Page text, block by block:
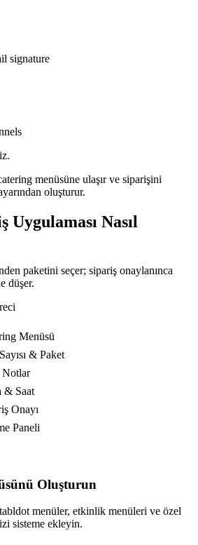
signature
menüsüne ulaşır ve siparişini
oluşturur.
Uygulaması Nasıl
paketini seçer; sipariş onaylanınca
düşer.
Menüsü
& Paket
Notlar
& Saat
Onayı
Paneli
Oluşturun
menüler, etkinlik menüleri ve özel
sisteme ekleyin.